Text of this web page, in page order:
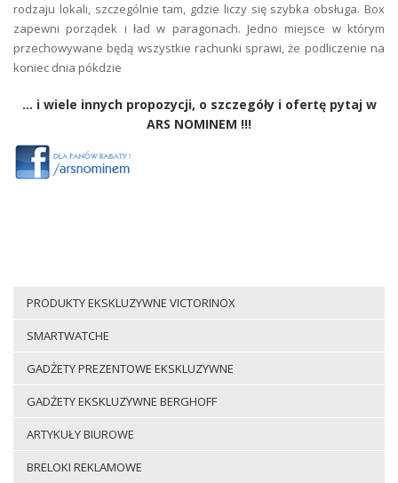
rodzaju lokali, szczególnie tam, gdzie liczy się szybka obsługa. Box
zapewni porządek i ład w paragonach. Jedno miejsce w którym
przechowywane będą wszystkie rachunki sprawi, że podliczenie na
koniec dnia pókdzie
... i wiele innych propozycji, o szczegóły i ofertę pytaj w
ARS NOMINEM !!!
PRODUKTY EKSKLUZYWNE VICTORINOX
SMARTWATCHE
GADŻETY PREZENTOWE EKSKLUZYWNE
GADŻETY EKSKLUZYWNE BERGHOFF
ARTYKUŁY BIUROWE
BRELOKI REKLAMOWE